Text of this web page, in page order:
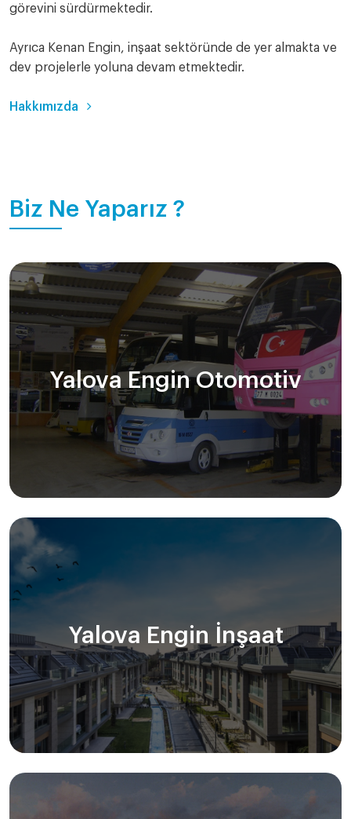
görevini sürdürmektedir.
Ayrıca Kenan Engin, inşaat sektöründe de yer almakta ve
dev projelerle yoluna devam etmektedir.
Hakkımızda
Biz Ne Yaparız ?
Yalova Engin Otomotiv
Yalova Engin İnşaat